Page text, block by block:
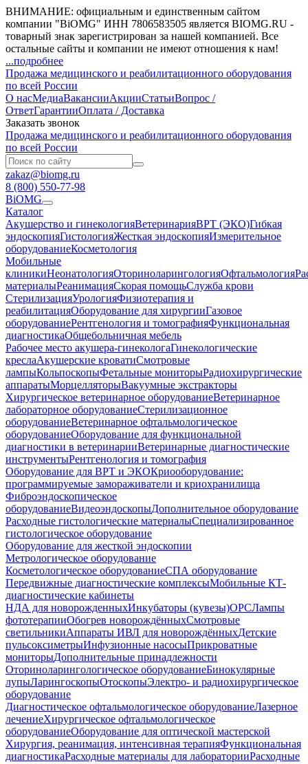
ВНИМАНИЕ: официальным и единственным сайтом
компании "BiOMG" ИНН 7806583505 является BIOMG.RU -
товарный знак зарегистрирован за нашей компанией. Все
остальные сайты и компании не имеют отношения к нам!
...подробнее
Продажа медицинского и реабилитационного оборудования
по всей России
О насМедиаВакансииАкцииСтатьиВопрос /
ОтветГарантииОплата / Доставка
Заказать звонок
Продажа медицинского и реабилитационного оборудования
по всей России
zakaz@biomg.ru
8 (800) 550-77-98
BiOMG
Каталог
Акушерство и гинекологияВетеринарияВРТ (ЭКО)Гибкая
эндоскопияГистологияЖесткая эндоскопияИзмерительное
оборудованиеКосметология
Мобильные
клиникиНеонатологияОториноларингологияОфтальмология
материалыРеанимацияСкорая помощьСлужба крови
СтерилизацияУрологияФизиотерапия и
реабилитацияОборудование для хирургииГазовое
оборудованиеРентгенология и томографияФункциональная
диагностикаОбщебольничная мебель
Рабочее место акушера-гинекологаГинекологические
креслаАкушерские кроватиСмотровые
лампыКольпоскопыФетальные мониторыРадиохирургические
аппаратыМорцелляторыВакуумные экстракторы
Хирургическое ветеринарное оборудованиеВетеринарное
лабораторное оборудованиеСтерилизационное
оборудованиеВетеринарное офтальмологическое
оборудованиеОборудование для функциональной
диагностики в ветеринарииВетеринарные диагностические
инструментыРентгенология и томография
Оборудование для ВРТ и ЭКОКриооборудование:
программируемые замораживатели и криохранилища
Фиброэндоскопическое
оборудованиеВидеоэндоскопыДополнительное оборудование
Расходные гистологические материалыСпециализированное
гистологическое оборудование
Оборудование для жесткой эндоскопии
Метрологическое оборудование
Косметологическое оборудованиеСПА оборудование
Передвижные диагностические комплексыМобильные КТ-
диагностические кабинеты
НДА для новорожденныхИнкубаторы (кувезы)ОРСЛампы
фототерапииОбогрев новорождённыхСмотровые
светильникиАппараты ИВЛ для новорождённыхДетские
пульсоксиметрыИнфузионные насосыПрикроватные
мониторыДополнительные принадлежности
Оториноларингологическое оборудованиеБинокулярные
лупыЛарингоскопыОтоскопыЭлектро- и радиохирургическое
оборудование
Диагностическое офтальмологическое оборудованиеЛазерное
лечениеХирургическое офтальмологическое
оборудованиеОборудование для оптической мастерской
Хирургия, реанимация, интенсивная терапияФункциональная
диагностикаРасходные материалы для лабораторииРасходные